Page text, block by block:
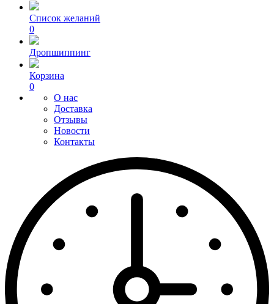
Список желаний
0
Дропшиппинг
Корзина
0
О нас
Доставка
Отзывы
Новости
Контакты